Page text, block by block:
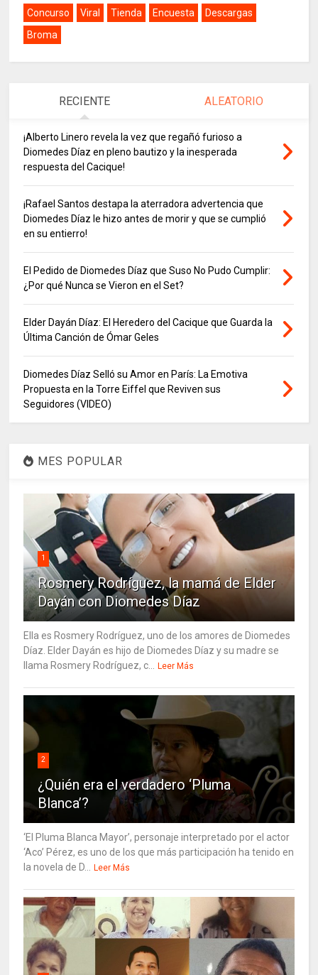
Concurso Viral Tienda Encuesta
Descargas
Broma
RECIENTE ALEATORIO
¡Alberto Linero revela la vez que regañó furioso a
Diomedes Díaz en pleno bautizo y la inesperada
respuesta del Cacique!
¡Rafael Santos destapa la aterradora advertencia que
Diomedes Díaz le hizo antes de morir y que se cumplió
en su entierro!
El Pedido de Diomedes Díaz que Suso No Pudo Cumplir:
¿Por qué Nunca se Vieron en el Set?
Elder Dayán Díaz: El Heredero del Cacique que Guarda la
Última Canción de Ómar Geles
Diomedes Díaz Selló su Amor en París: La Emotiva
Propuesta en la Torre Eiffel que Reviven sus
Seguidores (VIDEO)
MES POPULAR
1
Rosmery Rodríguez, la mamá de Elder
Dayán con Diomedes Díaz
Ella es Rosmery Rodríguez, uno de los amores de Diomedes
Díaz. Elder Dayán es hijo de Diomedes Díaz y su madre se
llama Rosmery Rodríguez, c... Leer Más
2
¿Quién era el verdadero ‘Pluma
Blanca’?
‘El Pluma Blanca Mayor’, personaje interpretado por el actor
‘Aco’ Pérez, es uno de los que más participación ha tenido en
la novela de D... Leer Más